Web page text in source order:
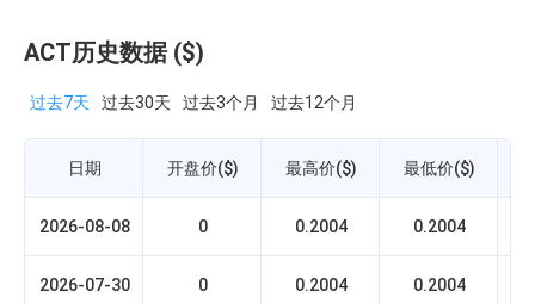
ACT历史数据 ($)
过去7天 过去30天 过去3个月 过去12个月
日期 开盘价($) 最高价($) 最低价($)
2026-08-08 0 0.2004 0.2004
2026-07-30 0 0.2004 0.2004